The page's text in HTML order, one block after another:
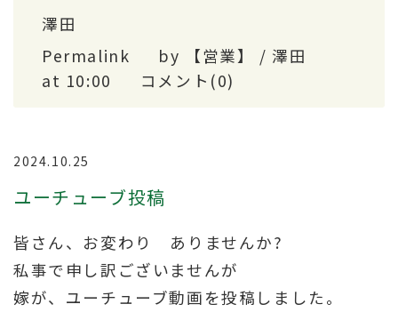
澤田
Permalink
by 【営業】 / 澤田
at 10:00
コメント(0)
2024.10.25
ユーチューブ投稿
皆さん、お変わり ありませんか?
私事で申し訳ございませんが
嫁が、ユーチューブ動画を投稿しました。